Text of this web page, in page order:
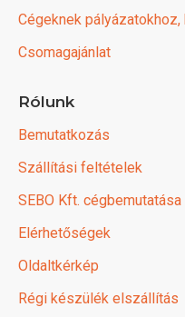
Cégeknek
Csomagajánlat
Rólunk
Bemutatkozás
Szállítási feltételek
SEBO Kft. cégbemutatása
Elérhetőségek
Oldaltkérkép
Régi készülék elszállítás